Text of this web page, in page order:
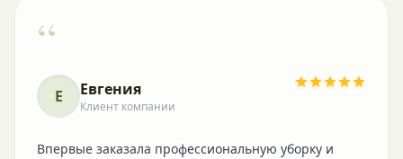
“
Е Евгения
Клиент компании
Впервые заказала профессиональную уборку и